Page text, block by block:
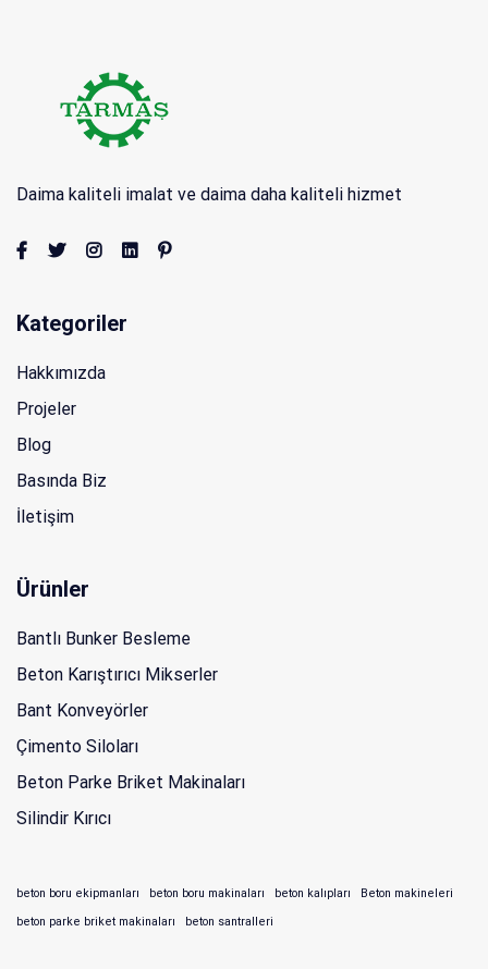
Daima kaliteli imalat ve daima daha kaliteli hizmet
Kategoriler
Hakkımızda
Projeler
Blog
Basında Biz
İletişim
Ürünler
Bantlı Bunker Besleme
Beton Karıştırıcı Mikserler
Bant Konveyörler
Çimento Siloları
Beton Parke Briket Makinaları
Silindir Kırıcı
beton boru ekipmanları beton boru makinaları beton kalıpları
Beton makineleri
beton parke briket makinaları
beton santralleri